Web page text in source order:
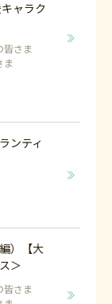
ャラク
皆さま
ま
ンティ
）【大
＞
皆さま